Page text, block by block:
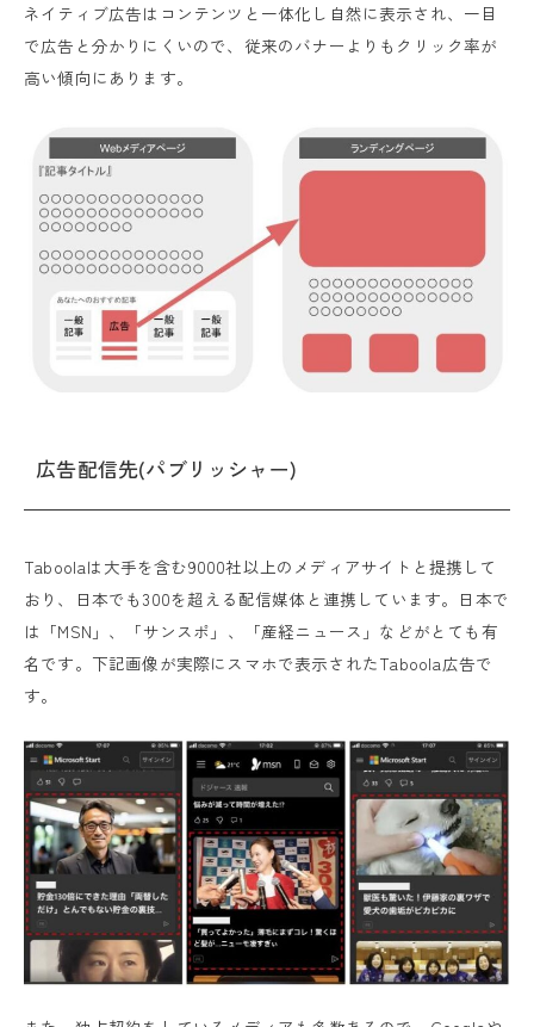
ネイティブ広告はコンテンツと一体化し自然に表示され、一目
で広告と分かりにくいので、従来のバナーよりもクリック率が
高い傾向にあります。
広告配信先(パブリッシャー)
Taboolaは大手を含む9000社以上のメディアサイトと提携して
おり、日本でも300を超える配信媒体と連携しています。日本で
は「MSN」、「サンスポ」、「産経ニュース」などがとても有
名です。下記画像が実際にスマホで表示されたTaboola広告で
す。